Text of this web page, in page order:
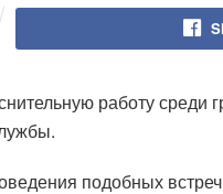
работу среди
подобных